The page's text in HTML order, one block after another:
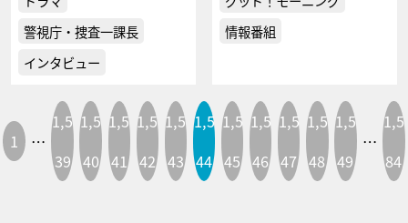
警視庁・捜査一課長
インタビュー
情報番組
1 …
1,5
39
1,5
40
1,5
41
1,5
42
1,5
43
1,5
44
1,5
45
1,5
46
1,5
47
1,5
48
1,5
49
…
1,5
84